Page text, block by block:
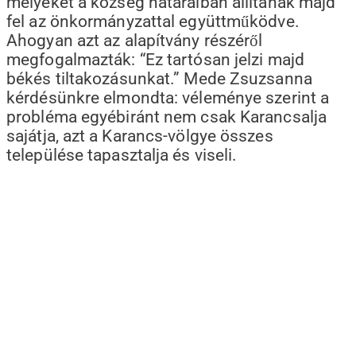
fel az önkormányzattal együttműködve.
Ahogyan azt az alapítvány részéről
megfogalmazták: “Ez tartósan jelzi majd
békés tiltakozásunkat.” Mede Zsuzsanna
kérdésünkre elmondta: véleménye szerint a
probléma egyébiránt nem csak Karancsalja
sajátja, azt a Karancs-völgye összes
települése tapasztalja és viseli.